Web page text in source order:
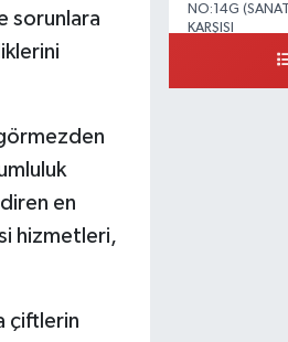
sorunlara
en
hizmetleri,
çiftlerin
NO:14G
KARŞISI
0 (432)